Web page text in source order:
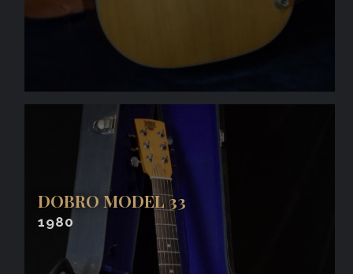
DOBRO MODEL 33
1980